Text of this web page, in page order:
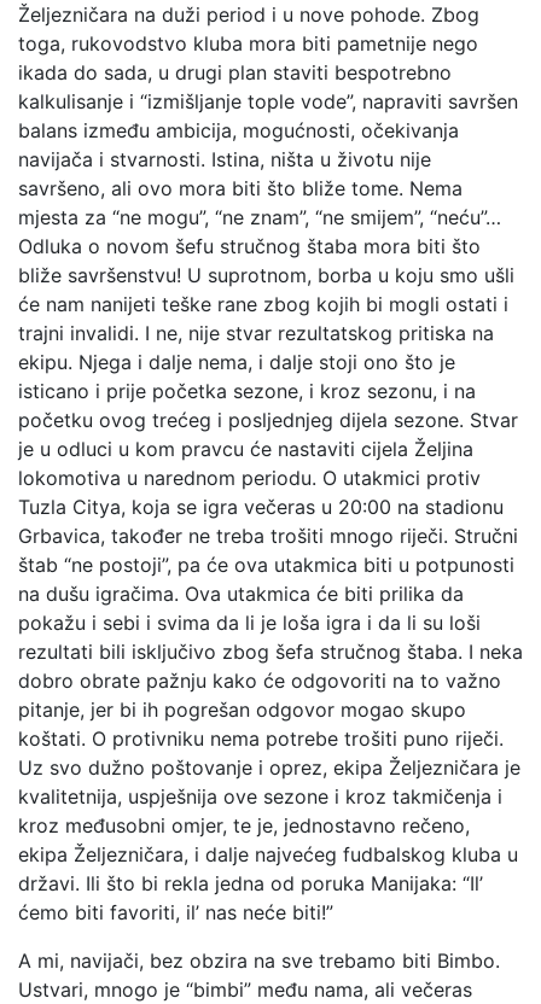
Željezničara na duži period i u nove pohode. Zbog
toga, rukovodstvo kluba mora biti pametnije nego
ikada do sada, u drugi plan staviti bespotrebno
kalkulisanje i “izmišljanje tople vode”, napraviti savršen
balans između ambicija, mogućnosti, očekivanja
navijača i stvarnosti. Istina, ništa u životu nije
savršeno, ali ovo mora biti što bliže tome. Nema
mjesta za “ne mogu”, “ne znam”, “ne smijem”, “neću”…
Odluka o novom šefu stručnog štaba mora biti što
bliže savršenstvu! U suprotnom, borba u koju smo ušli
će nam nanijeti teške rane zbog kojih bi mogli ostati i
trajni invalidi. I ne, nije stvar rezultatskog pritiska na
ekipu. Njega i dalje nema, i dalje stoji ono što je
isticano i prije početka sezone, i kroz sezonu, i na
početku ovog trećeg i posljednjeg dijela sezone. Stvar
je u odluci u kom pravcu će nastaviti cijela Željina
lokomotiva u narednom periodu. O utakmici protiv
Tuzla Citya, koja se igra večeras u 20:00 na stadionu
Grbavica, također ne treba trošiti mnogo riječi. Stručni
štab “ne postoji”, pa će ova utakmica biti u potpunosti
na dušu igračima. Ova utakmica će biti prilika da
pokažu i sebi i svima da li je loša igra i da li su loši
rezultati bili isključivo zbog šefa stručnog štaba. I neka
dobro obrate pažnju kako će odgovoriti na to važno
pitanje, jer bi ih pogrešan odgovor mogao skupo
koštati. O protivniku nema potrebe trošiti puno riječi.
Uz svo dužno poštovanje i oprez, ekipa Željezničara je
kvalitetnija, uspješnija ove sezone i kroz takmičenja i
kroz međusobni omjer, te je, jednostavno rečeno,
ekipa Željezničara, i dalje najvećeg fudbalskog kluba u
državi. Ili što bi rekla jedna od poruka Manijaka: “Il’
ćemo biti favoriti, il’ nas neće biti!”
A mi, navijači, bez obzira na sve trebamo biti Bimbo.
Ustvari, mnogo je “bimbi” među nama, ali večeras